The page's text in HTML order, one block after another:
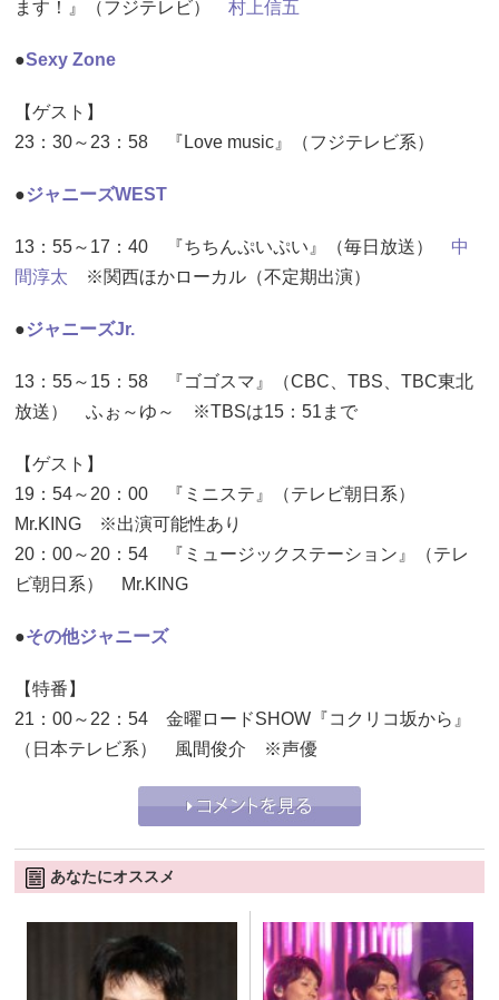
ます！』（フジテレビ） 村上信五
●Sexy Zone
【ゲスト】
23：30～23：58 『Love music』（フジテレビ系）
●ジャニーズWEST
13：55～17：40 『ちちんぷいぷい』（毎日放送） 中
間淳太 ※関西ほかローカル（不定期出演）
●ジャニーズJr.
13：55～15：58 『ゴゴスマ』（CBC、TBS、TBC東北
放送） ふぉ～ゆ～ ※TBSは15：51まで
【ゲスト】
19：54～20：00 『ミニステ』（テレビ朝日系）
Mr.KING ※出演可能性あり
20：00～20：54 『ミュージックステーション』（テレ
ビ朝日系） Mr.KING
●その他ジャニーズ
【特番】
21：00～22：54 金曜ロードSHOW『コクリコ坂から』
（日本テレビ系） 風間俊介 ※声優
あなたにオススメ